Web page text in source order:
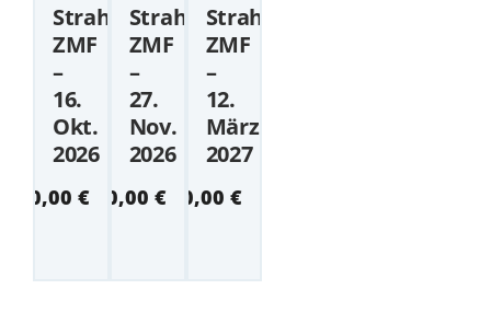
Strahlenschutzkurs
ZMF
–
16.
Okt.
2026
50,00 €
Strahlenschutzkurs
ZMF
–
27.
Nov.
2026
50,00 €
Strahlenschutzkurs
ZMF
–
12.
März
2027
50,00€